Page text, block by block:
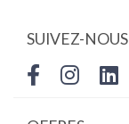
SUIVEZ-NOUS